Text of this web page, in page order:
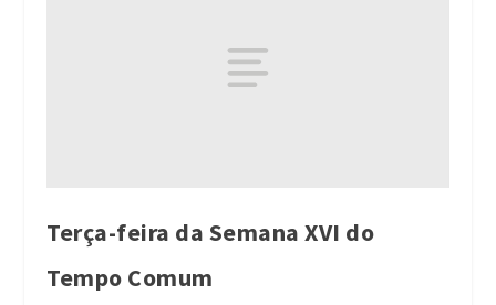
Terça-feira da Semana XVI do
Tempo Comum